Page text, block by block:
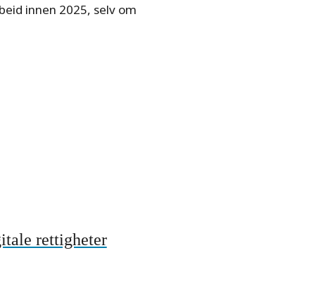
innen 2025, selv om
rettigheter